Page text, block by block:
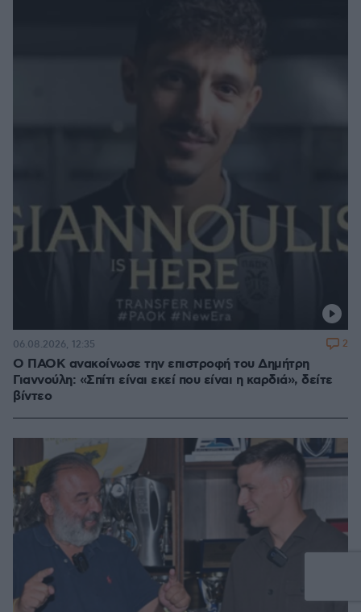
Ο ΠΑΟΚ ανακοίνωσε την επιστροφή του Δημήτρη
Γιαννούλη: «Σπίτι είναι εκεί που είναι η καρδιά», δείτε
βίντεο
06.08.2026, 12:35 2